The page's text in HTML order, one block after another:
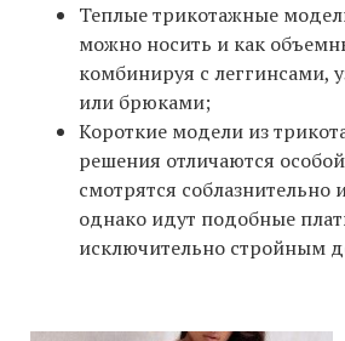
Теплые трикотажные
можно носить и как
комбинируя с леггинсами,
или брюками;
Короткие модели из
решения отличаются
смотрятся соблазнительно
однако идут подобные
исключительно стройным